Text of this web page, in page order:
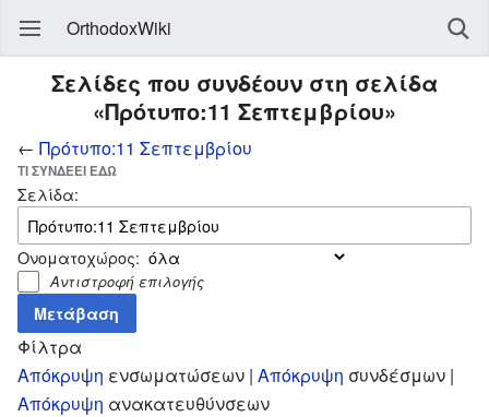
OrthodoxWiki
Σελίδες που συνδέουν στη σελίδα
«Πρότυπο:11 Σεπτεμβρίου»
← Πρότυπο:11 Σεπτεμβρίου
ΤΙ ΣΥΝΔΈΕΙ ΕΔΏ
Σελίδα:
Ονοματοχώρος:
Αντιστροφή επιλογής
Φίλτρα
Απόκρυψη ενσωματώσεων | Απόκρυψη συνδέσμων |
Απόκρυψη ανακατευθύνσεων